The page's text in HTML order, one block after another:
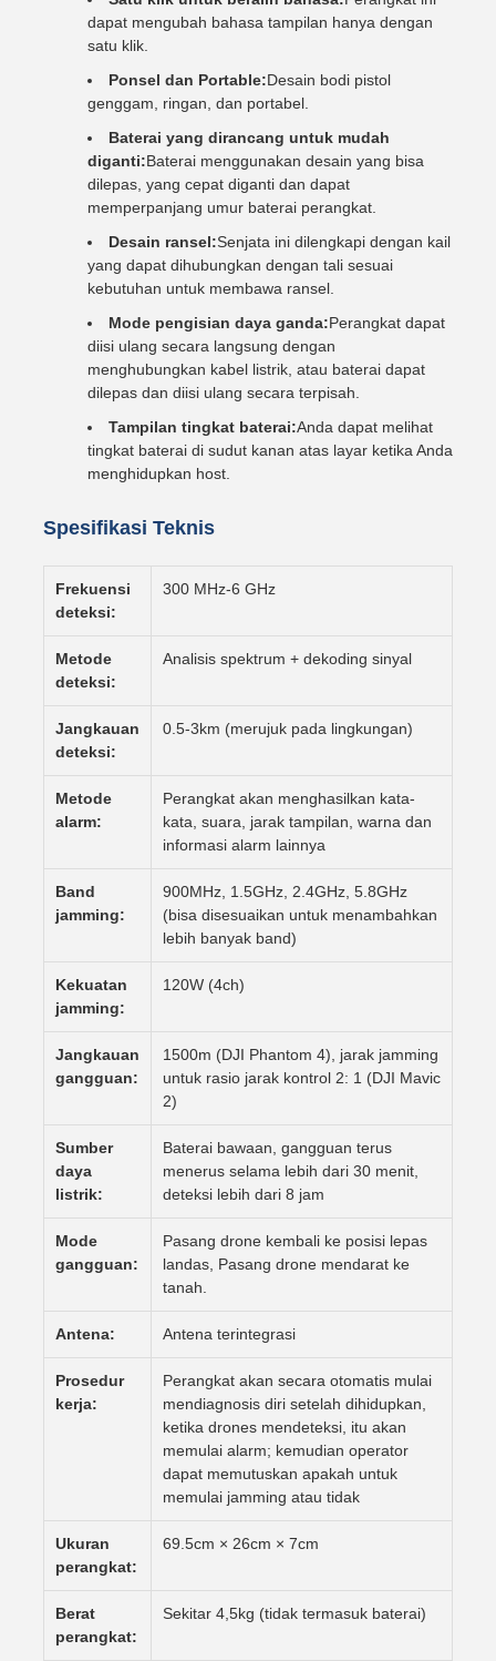
dapat mengubah bahasa tampilan hanya dengan
satu klik.
Ponsel dan Portable:Desain bodi pistol
genggam, ringan, dan portabel.
Baterai yang dirancang untuk mudah
diganti:Baterai menggunakan desain yang bisa
dilepas, yang cepat diganti dan dapat
memperpanjang umur baterai perangkat.
Desain ransel:Senjata ini dilengkapi dengan kail
yang dapat dihubungkan dengan tali sesuai
kebutuhan untuk membawa ransel.
Mode pengisian daya ganda:Perangkat dapat
diisi ulang secara langsung dengan
menghubungkan kabel listrik, atau baterai dapat
dilepas dan diisi ulang secara terpisah.
Tampilan tingkat baterai:Anda dapat melihat
tingkat baterai di sudut kanan atas layar ketika Anda
menghidupkan host.
Spesifikasi Teknis
Frekuensi
deteksi:
300 MHz-6 GHz
Metode
deteksi:
Analisis spektrum + dekoding sinyal
Jangkauan
deteksi:
0.5-3km (merujuk pada lingkungan)
Metode
alarm:
Perangkat akan menghasilkan kata-
kata, suara, jarak tampilan, warna dan
informasi alarm lainnya
Band
jamming:
900MHz, 1.5GHz, 2.4GHz, 5.8GHz
(bisa disesuaikan untuk menambahkan
lebih banyak band)
Kekuatan
jamming:
120W (4ch)
Jangkauan
gangguan:
1500m (DJI Phantom 4), jarak jamming
untuk rasio jarak kontrol 2: 1 (DJI Mavic
2)
Sumber
daya
listrik:
Baterai bawaan, gangguan terus
menerus selama lebih dari 30 menit,
deteksi lebih dari 8 jam
Mode
gangguan:
Pasang drone kembali ke posisi lepas
landas, Pasang drone mendarat ke
tanah.
Antena: Antena terintegrasi
Prosedur
kerja:
Perangkat akan secara otomatis mulai
mendiagnosis diri setelah dihidupkan,
ketika drones mendeteksi, itu akan
memulai alarm; kemudian operator
dapat memutuskan apakah untuk
memulai jamming atau tidak
Ukuran
perangkat:
69.5cm × 26cm × 7cm
Berat
perangkat:
Sekitar 4,5kg (tidak termasuk baterai)